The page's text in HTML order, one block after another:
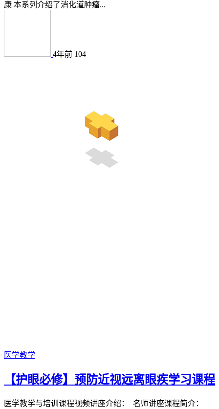
康 本系列介绍了消化道肿瘤...
4年前 104
医学教学
【护眼必修】预防近视远离眼疾学习课程
医学教学与培训课程视频讲座介绍： 名师讲座课程简介：